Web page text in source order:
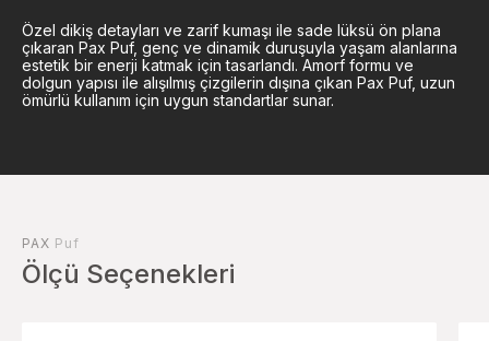
Özel dikiş detayları ve zarif kumaşı ile sade lüksü ön plana
çıkaran Pax Puf, genç ve dinamik duruşuyla yaşam alanlarına
estetik bir enerji katmak için tasarlandı. Amorf formu ve
dolgun yapısı ile alışılmış çizgilerin dışına çıkan Pax Puf, uzun
ömürlü kullanım için uygun standartlar sunar.
PAX Puf
Ölçü Seçenekleri